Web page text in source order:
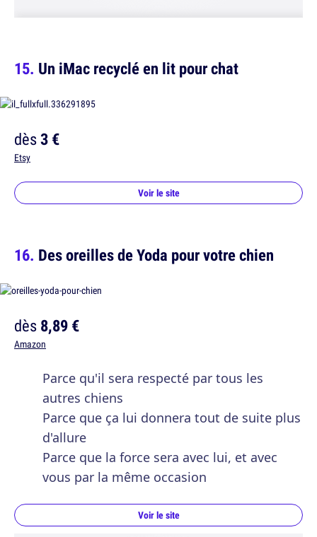
Un iMac recyclé en lit pour chat
dès3 €
Etsy
Voir le site
Des oreilles de Yoda pour votre chien
dès8,89 €
Amazon
Parce qu'il sera respecté par tous les
autres chiens
Parce que ça lui donnera tout de suite plus
d'allure
Parce que la force sera avec lui, et avec
vous par la même occasion
Voir le site